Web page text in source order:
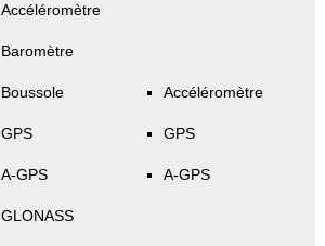
Accéléromètre
Baromètre
Boussole
GPS
A-GPS
GLONASS
Accéléromètre
GPS
A-GPS